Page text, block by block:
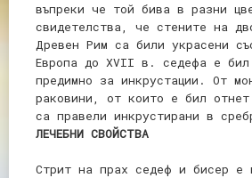
въпреки че той бива в разни
свидетелства, че стените на
Древен Рим са били украсени
Европа до ХVІІ в. седефа е бил
предимно за инкрустации. От
раковини, от които е бил
са правели инкрустирани в
ЛЕЧЕБНИ СВОЙСТВА
Стрит на прах седеф и бисер е